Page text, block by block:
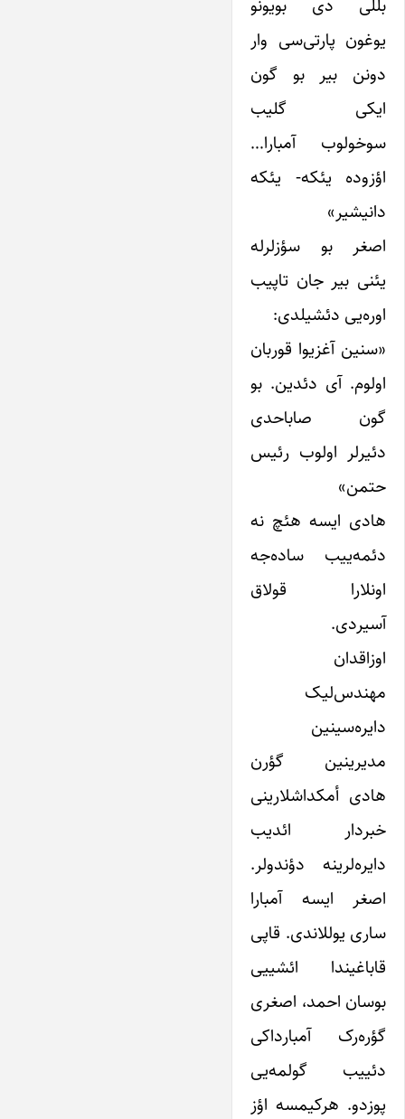
یوغون پارتی‌سی وار
دونن بیر بو گون
ایکی گلیب
سوخولوب آمبارا…
اؤزوده یئکه- یئکه
دانیشیر»
اصغر بو سؤزلرله
یئنی بیر جان تاپیب
اوره‌یی دئشیلدی:
«سنین آغزیوا قوربان
اولوم. آی دئدین. بو
گون صاباحدی
دئیرلر اولوب رئیس
حتمن»
هادی ایسه هئچ نه
دئمه‌ییب ساده‌جه
اونلارا قولاق
آسیردی.
اوزاقدان
مهندس‌لیک
دایره‌سینین
مدیرینین گؤرن
هادی أمکداشلارینی
خبردار ائدیب
دایره‌لرینه دؤندولر.
اصغر ایسه آمبارا
ساری یوللاندی. قاپی
قاباغیندا ائشییی
بوسان احمد، اصغری
گؤره‌رک آمبارداکی
دئییب گولمه‌یی
پوزدو. هرکیمسه اؤز